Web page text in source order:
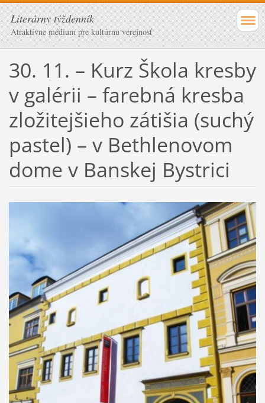
Literárny týždenník
Atraktívne médium pre kultúrnu verejnosť
30. 11. – Kurz Škola kresby
v galérii – farebná kresba
zložitejšieho zátišia (suchý
pastel) – v Bethlenovom
dome v Banskej Bystrici